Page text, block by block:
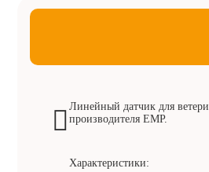
Линейный датчик для
производителя EMP.
Характеристики: